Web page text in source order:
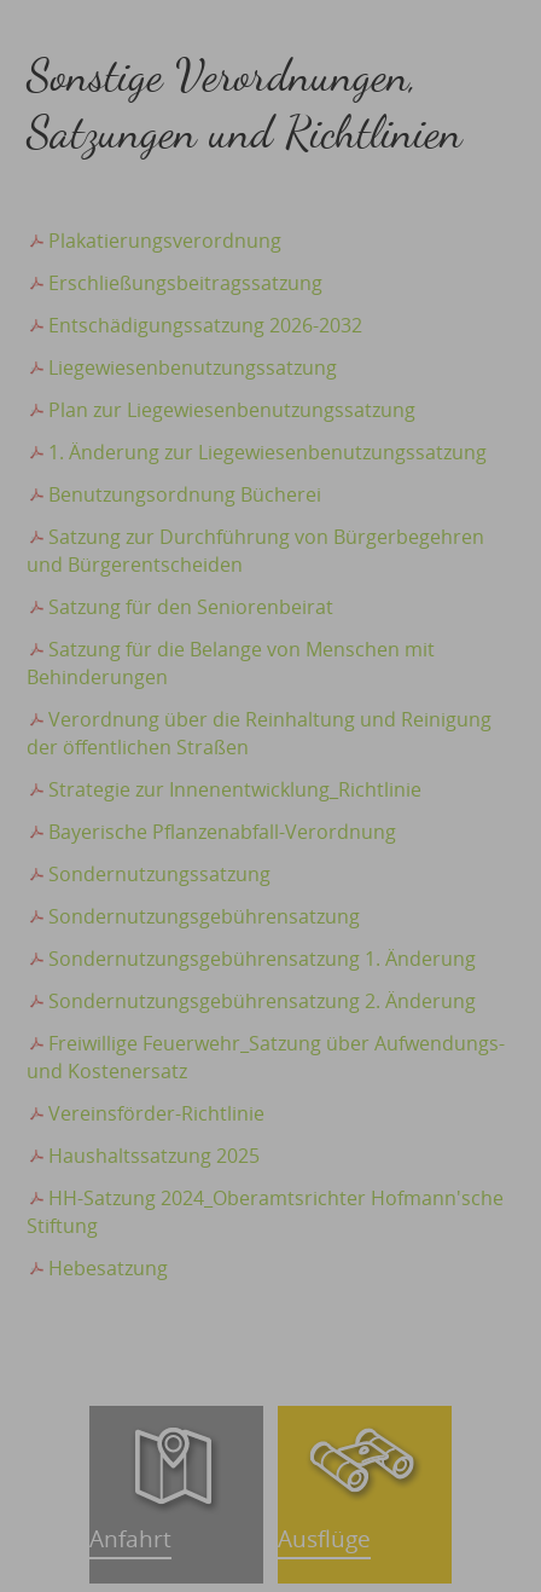
Sonstige Verordnungen,
Satzungen und Richtlinien
Plakatierungsverordnung
Erschließungsbeitragssatzung
Entschädigungssatzung 2026-2032
Liegewiesenbenutzungssatzung
Plan zur Liegewiesenbenutzungssatzung
1. Änderung zur Liegewiesenbenutzungssatzung
Benutzungsordnung Bücherei
Satzung zur Durchführung von Bürgerbegehren
und Bürgerentscheiden
Satzung für den Seniorenbeirat
Satzung für die Belange von Menschen mit
Behinderungen
Verordnung über die Reinhaltung und Reinigung
der öffentlichen Straßen
Strategie zur Innenentwicklung_Richtlinie
Bayerische Pflanzenabfall-Verordnung
Sondernutzungssatzung
Sondernutzungsgebührensatzung
Sondernutzungsgebührensatzung 1. Änderung
Sondernutzungsgebührensatzung 2. Änderung
Freiwillige Feuerwehr_Satzung über Aufwendungs-
und Kostenersatz
Vereinsförder-Richtlinie
Haushaltssatzung 2025
HH-Satzung 2024_Oberamtsrichter Hofmann'sche
Stiftung
Hebesatzung
Anfahrt Ausflüge